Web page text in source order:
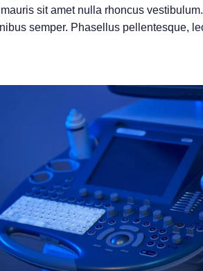
sit amet nulla rhoncus
semper. Phasellus pellentesque,